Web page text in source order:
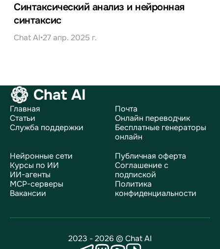
Синтаксический анализ и нейронная
синтаксис
Chat AI•27 апр. 2025 г.
Chat AI
Главная
Статьи
Служба поддержки
Почта
Онлайн переводчик
Бесплатные генераторы
онлайн
Нейронные сети
Курсы по ИИ
ИИ-агенты
MCP-серверы
Вакансии
Публичная оферта
Соглашение с
подпиской
Политика
конфиденциальности
2023 - 2026 © Chat AI